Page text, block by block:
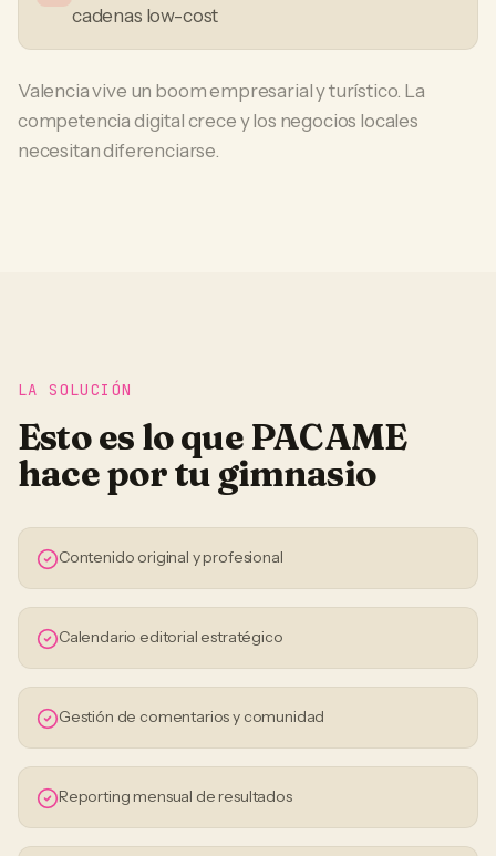
cadenas low-cost
Valencia vive un boom empresarial y turístico. La
competencia digital crece y los negocios locales
necesitan diferenciarse.
LA SOLUCIÓN
Esto es lo que PACAME
hace por tu gimnasio
Contenido original y profesional
Calendario editorial estratégico
Gestión de comentarios y comunidad
Reporting mensual de resultados